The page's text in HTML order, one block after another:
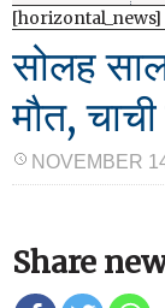
[horizontal_news]
सोलह
मौत,
NOVEMBER
Share